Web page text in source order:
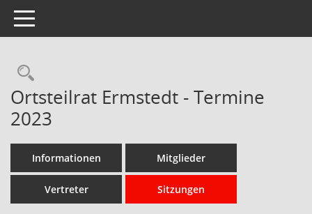
Toggle navigation
Rechercheauswahl
Ortsteilrat Ermstedt - Termine
2023
Informationen Mitglieder
Vertreter Sitzungen